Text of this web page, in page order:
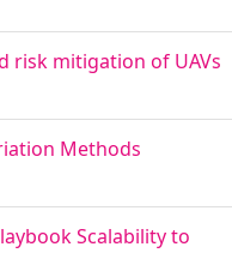
risk mitigation of UAVs
Methods
Scalability to